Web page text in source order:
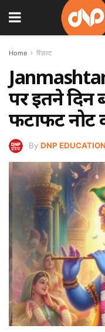
Home रिज़ल्ट
पर इतने दिन
फटाफट नोट
By DNP